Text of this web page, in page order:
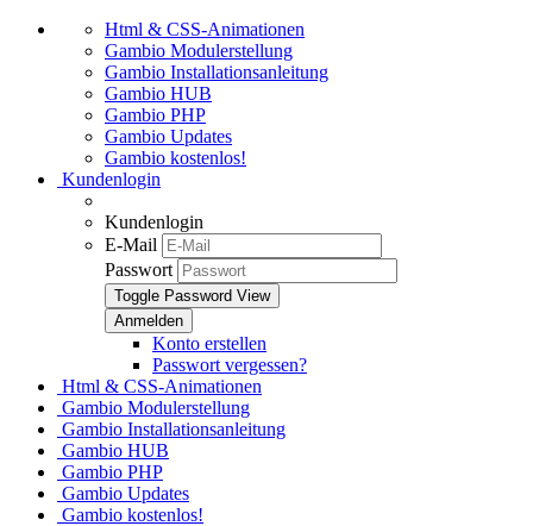
Html & CSS-Animationen
Gambio Modulerstellung
Gambio Installationsanleitung
Gambio HUB
Gambio PHP
Gambio Updates
Gambio kostenlos!
Kundenlogin
Kundenlogin
E-Mail
Passwort
Toggle Password View
Konto erstellen
Passwort vergessen?
Html & CSS-Animationen
Gambio Modulerstellung
Gambio Installationsanleitung
Gambio HUB
Gambio PHP
Gambio Updates
Gambio kostenlos!